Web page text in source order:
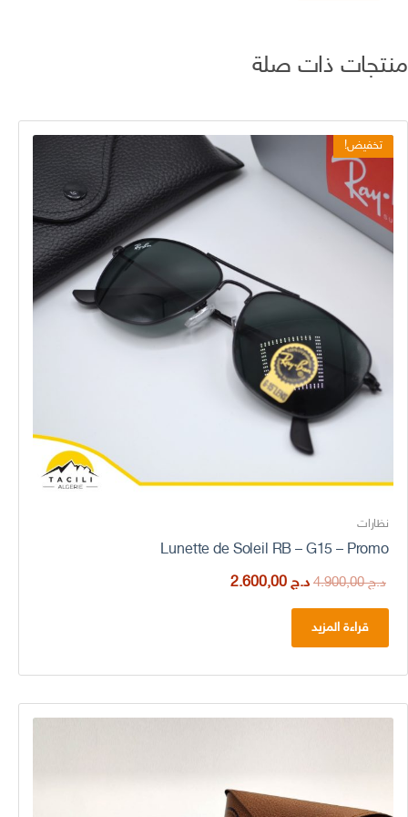
منتجات ذات صلة
تخفيض!
نظارات
Lunette de Soleil RB – G15 – Promo
د.ج4.900,00
السعر
الأصلي
د.ج 4.900,00.
د.ج
السعر
قراءة المزيد